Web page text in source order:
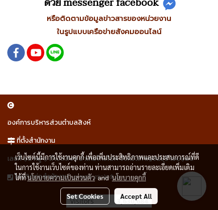
หรือติดตามข้อมูลข่าวสารของหน่วยงาน
ในรูปแบบเครือข่ายสังคมออนไลน์
องค์การบริหารส่วนตำบลสิงห์
ที่ตั้งสำนักงาน
เลขที่ ๑๕ หมู่ ๑ ตำบลสิงห์ อำเภอไทรโยค จังหวัดกาญจนบุรี ๗๑๑๕๐
โทรติดต่อสำนักงาน๐ ๓๔๖ ๗๐๒๕ ๓
Visitors 3,630,684
เว็บไซต์นี้มีการใช้งานคุกกี้ เพื่อเพิ่มประสิทธิภาพและประสบการณ์ที่ดี
ในการใช้งานเว็บไซต์ของท่าน ท่านสามารถอ่านรายละเอียดเพิ่มเติม
ได้ที่นโยบายความเป็นส่วนตัวandนโยบายคุกกี้
Set Cookies Accept All